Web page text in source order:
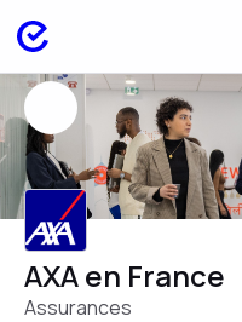
AXA en France
Assurances